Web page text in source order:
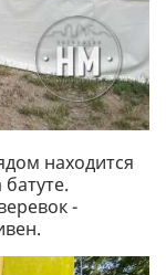
находится
-